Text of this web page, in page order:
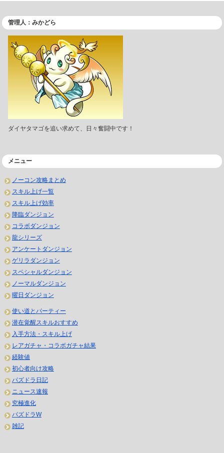
管理人：みかどら
ダイヤタマゴを追い求めて、日々奮闘中です！
メニュー
ノーコン攻略まとめ
スキル上げ一覧
スキル上げ効率
降臨ダンジョン
コラボダンジョン
龍シリーズ
アンケートダンジョン
ゲリラダンジョン
スペシャルダンジョン
ノーマルダンジョン
曜日ダンジョン
使い道とパーティー
潜在覚醒スキルおすすめ
入手方法・スキル上げ
レアガチャ・コラボガチャ結果
経験値
初心者向け攻略
パズドラ日記
ニュース速報
究極進化
パズドラW
雑記